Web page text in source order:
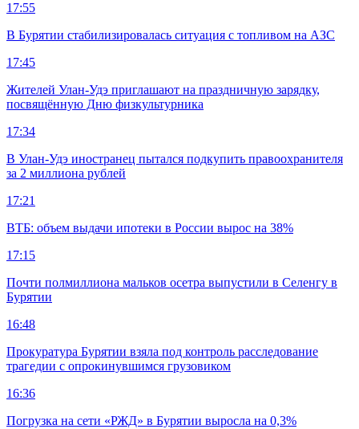
17:55
В Бурятии стабилизировалась ситуация с топливом на АЗС
17:45
Жителей Улан-Удэ приглашают на праздничную зарядку,
посвящённую Дню физкультурника
17:34
В Улан-Удэ иностранец пытался подкупить правоохранителя
за 2 миллиона рублей
17:21
ВТБ: объем выдачи ипотеки в России вырос на 38%
17:15
Почти полмиллиона мальков осетра выпустили в Селенгу в
Бурятии
16:48
Прокуратура Бурятии взяла под контроль расследование
трагедии с опрокинувшимся грузовиком
16:36
Погрузка на сети «РЖД» в Бурятии выросла на 0,3%